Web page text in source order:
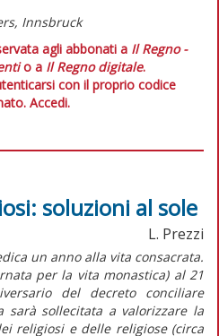
Innsbruck
agli abbonati a Il Regno -
o a Il Regno digitale.
con il proprio codice
Accedi.
soluzioni al sole
L. Prezzi
un anno alla vita consacrata.
per la vita monastica) al 21
del decreto conciliare
sarà sollecitata a valorizzare la
religiosi e delle religiose (circa